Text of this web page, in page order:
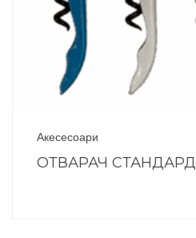
Акесесоари
ОТВАРАЧ СТАНДАРД